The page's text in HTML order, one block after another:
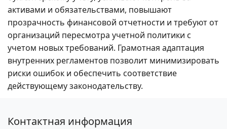
активами и обязательствами, повышают
прозрачность финансовой отчетности и требуют от
организаций пересмотра учетной политики с
учетом новых требований. Грамотная адаптация
внутренних регламентов позволит минимизировать
риски ошибок и обеспечить соответствие
действующему законодательству.
Контактная информация